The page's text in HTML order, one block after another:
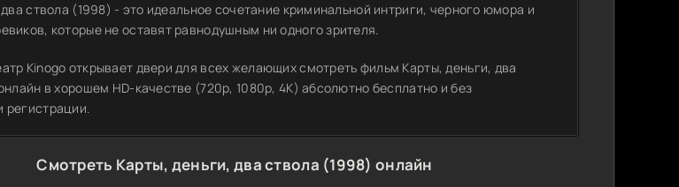
ствола (1998) - это идеальное сочетание криминальной интриги, черного юмора и
которые не оставят равнодушным ни одного зрителя.
Kinogo открывает двери для всех желающих смотреть фильм Карты, деньги, два
в хорошем HD-качестве (720p, 1080p, 4K) абсолютно бесплатно и без
регистрации.
Смотреть Карты, деньги, два ствола (1998) онлайн